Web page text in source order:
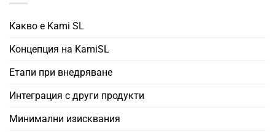
Какво е Kami SL
Концепция на KamiSL
Етапи при внедряване
Интеграция с други продукти
Минимални изисквания